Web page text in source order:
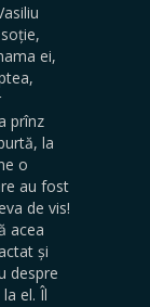
ei,
prînz
la
o
au fost
de vis!
acea
și
despre
el. Îl